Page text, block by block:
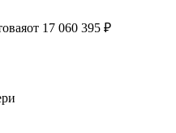
от 17 060 395 ₽